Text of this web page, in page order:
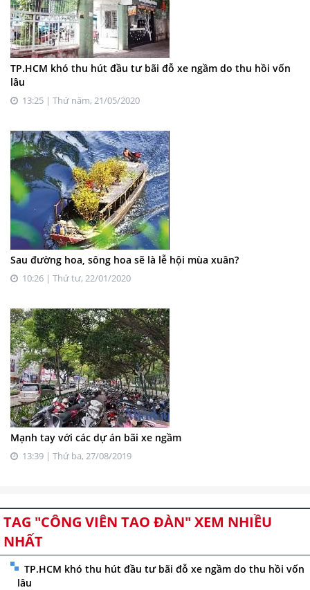
TP.HCM khó thu hút đầu tư bãi đỗ xe ngầm do thu hồi vốn
lâu
13:25 | Thứ năm, 21/05/2020
Sau đường hoa, sông hoa sẽ là lễ hội mùa xuân?
10:26 | Thứ tư, 22/01/2020
Mạnh tay với các dự án bãi xe ngầm
13:39 | Thứ ba, 27/08/2019
TAG "CÔNG VIÊN TAO ĐÀN" XEM NHIỀU
NHẤT
TP.HCM khó thu hút đầu tư bãi đỗ xe ngầm do thu hồi vốn
lâu